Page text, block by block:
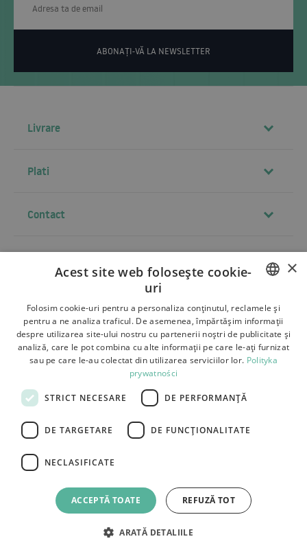
ABONAȚI-VĂ LA NEWSLETTER
Livrare
Plati
Contact
Retururi si reclamatii
Contact
e-commerce platform by:
POLISH
BULGARIAN
CZECH
SPANISH
ROMANIAN
SLOVAK
×
Acest site web folosește cookie-
uri
Folosim cookie-uri pentru a personaliza conținutul, reclamele și
pentru a ne analiza traficul. De asemenea, împărtășim informații
despre utilizarea site-ului nostru cu partenerii noștri de publicitate și
analiză, care le pot combina cu alte informații pe care le-ați furnizat
sau pe care le-au colectat din utilizarea serviciilor lor. Polityka
prywatności
STRICT NECESARE DE PERFORMANȚĂ
DE TARGETARE DE FUNCŢIONALITATE
NECLASIFICATE
ACCEPTĂ TOATE REFUZĂ TOT
ARATĂ DETALIILE